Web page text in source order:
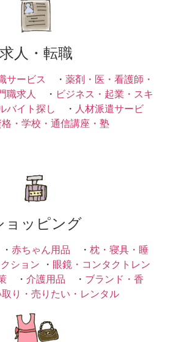
求人・転職
サービス ・ 薬剤・医・看護師・
職求人 ・ ビジネス・起業・スキ
バイト探し ・ 人材派遣サービ
格・学校・通信講座・塾
ョッピング
赤ちゃん用品 ・ 枕・寝具・睡
ション ・ 眼鏡・コンタクトレン
・ 介護用品 ・ ブランド・香
取り・売りたい・レンタル